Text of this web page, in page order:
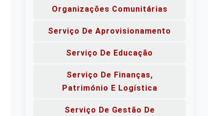
Organizações Comunitárias
Serviço De Aprovisionamento
Serviço De Educação
Serviço De Finanças,
Património E Logística
Serviço De Gestão De